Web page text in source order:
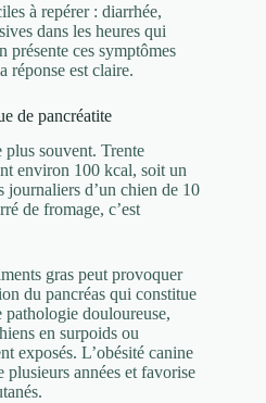
à repérer : diarrhée,
dans les heures qui
présente ces symptômes
réponse est claire.
de pancréatite
plus souvent. Trente
environ 100 kcal, soit un
journaliers d’un chien de 10
de fromage, c’est
gras peut provoquer
du pancréas qui constitue
pathologie douloureuse,
en surpoids ou
exposés. L’obésité canine
plusieurs années et favorise